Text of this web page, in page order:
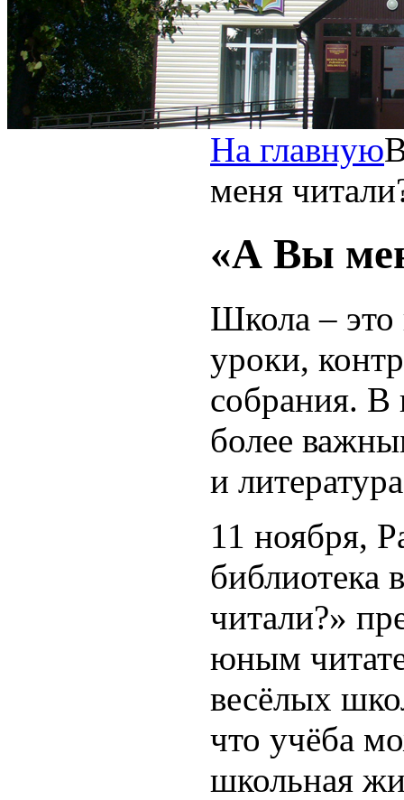
На главную
меня
«А Вы
Школа – это
уроки,
собрания. В
более
и
11 ноября,
библиотека
читали?»
юным
весёлых
что учёба
школьная